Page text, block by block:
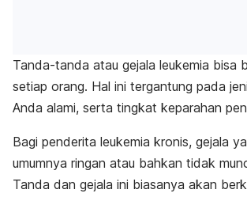
Tanda-tanda atau gejala leukemia bisa
setiap orang. Hal ini tergantung pada
Anda alami, serta tingkat keparahan
Bagi penderita leukemia kronis, gejala
umumnya ringan atau bahkan tidak
Tanda dan gejala ini biasanya akan